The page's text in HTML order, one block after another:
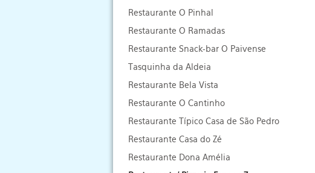
Restaurante O Pinhal
Restaurante O Ramadas
Restaurante Snack-bar O Paivense
Tasquinha da Aldeia
Restaurante Bela Vista
Restaurante O Cantinho
Restaurante Típico Casa de São Pedro
Restaurante Casa do Zé
Restaurante Dona Amélia